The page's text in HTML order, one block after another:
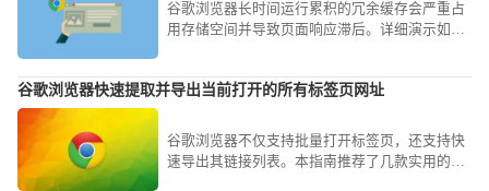
谷歌浏览器长时间运行累积的冗余缓存会严重占
用存储空间并导致页面响应滞后。详细演示如何
您的软件始终保持轻盈响应，即便在低配置机型
谷歌浏览器快速提取并导出当前打开的所有标签页网址
谷歌浏览器不仅支持批量打开标签页，还支持快
速导出其链接列表。本指南推荐了几款实用的扩